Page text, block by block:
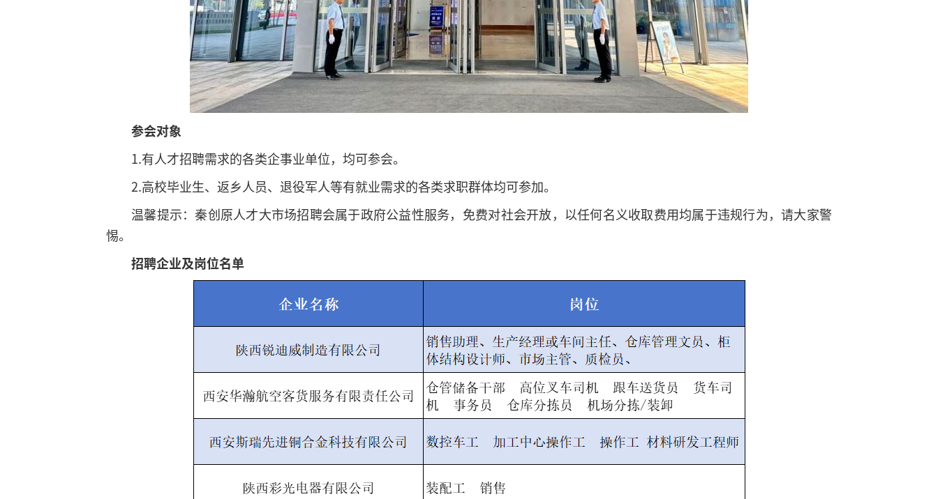
参会对象
1.有人才招聘需求的各类企事业单位，均可参会。
2.高校毕业生、返乡人员、退役军人等有就业需求的各类求职群体均可参加。
温馨提示：秦创原人才大市场招聘会属于政府公益性服务，免费对社会开放，以任何名义收取费用均属于违规行为，请大家警
惕。
招聘企业及岗位名单